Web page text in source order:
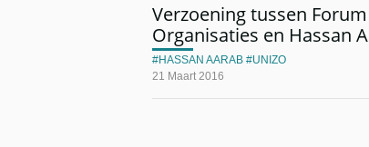
Verzoening tussen
Organisaties en Hassan
21 Maart 2016
HASSAN AARAB UNIZO